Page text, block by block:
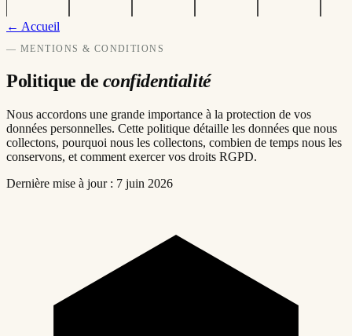
← Accueil
— MENTIONS & CONDITIONS
Politique de confidentialité
Nous accordons une grande importance à la protection de vos
données personnelles. Cette politique détaille les données que nous
collectons, pourquoi nous les collectons, combien de temps nous les
conservons, et comment exercer vos droits RGPD.
Dernière mise à jour : 7 juin 2026